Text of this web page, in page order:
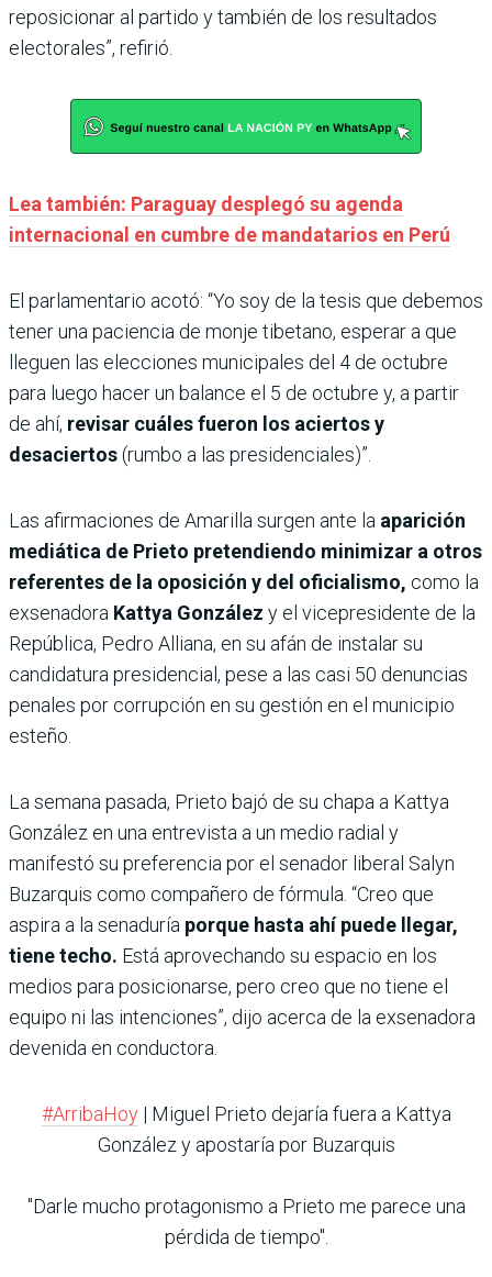
reposicionar al partido y también de los resultados
electorales”, refirió.
Lea también: Paraguay desplegó su agenda
internacional en cumbre de mandatarios en Perú
El parlamentario acotó: “Yo soy de la tesis que debemos
tener una paciencia de monje tibetano, esperar a que
lleguen las elecciones municipales del 4 de octubre
para luego hacer un balance el 5 de octubre y, a partir
de ahí, revisar cuáles fueron los aciertos y
desaciertos(rumbo a las presidenciales)”.
Las afirmaciones de Amarilla surgen ante la aparición
mediática de Prieto pretendiendo minimizar a otros
referentes de la oposición y del oficialismo, como la
exsenadora Kattya González y el vicepresidente de la
República, Pedro Alliana, en su afán de instalar su
candidatura presidencial, pese a las casi 50 denuncias
penales por corrupción en su gestión en el municipio
esteño.
La semana pasada, Prieto bajó de su chapa a Kattya
González en una entrevista a un medio radial y
manifestó su preferencia por el senador liberal Salyn
Buzarquis como compañero de fórmula. “Creo que
aspira a la senaduría porque hasta ahí puede llegar,
tiene techo. Está aprovechando su espacio en los
medios para posicionarse, pero creo que no tiene el
equipo ni las intenciones”, dijo acerca de la exsenadora
devenida en conductora.
#ArribaHoy| Miguel Prieto dejaría fuera a Kattya
González y apostaría por Buzarquis
"Darle mucho protagonismo a Prieto me parece una
pérdida de tiempo".